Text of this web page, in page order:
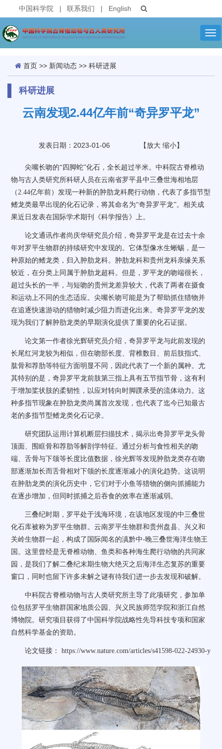
中国科学院 | 联系我们 | English
首页 >> 新闻动态 >> 科研进展
科研进展
云南发现2.44亿年前“奇异罗平龙”
发表日期：2023-01-06 【放大 缩小】
尖嘴长吻的“四脚蛇”化石，全长超过半米。中科院古脊椎动
物与古人类研究所科研人员在云南省罗平县中三叠世海相地层
（2.44亿年前）发现一种新的肿肋龙科爬行动物，代表了多指节型
鳍龙类最早出现的化石记录，将其命名为“奇异罗平龙”。相关成
果近日发表在国际学术期刊《科学报告》上。
论文通讯作者尚庆华研究员介绍，奇异罗平龙是在过去十余
年对罗平生物群的持续研究中发现的。它体型像水生蜥蜴，是一
种原始的鳍龙类，归入肿肋龙科。肿肋龙科和贵州龙科亲缘关系
较近，在分类上同属于肿肋龙超科。但是，罗平龙的吻端很长，
超过头长的一半，与短吻的贵州龙差异较大，代表了两者在摄食
和运动上不同的生态适应。尖嘴长吻可能是为了帮助抓住猎物并
在追逐快速游动的猎物时减少阻力而进化出来。奇异罗平龙的发
现为我们了解肿肋龙类的早期演化提供了重要的化石证据。
论文第一作者徐光辉研究员介绍，奇异罗平龙与此前发现的
长尾红河龙较为相似，但在吻部长度、背椎数目、前后肢指式、
肱骨和荐肋等特征方面明显不同，因此代表了一个新的属种。尤
其特别的是，奇异罗平龙前肢第三指上具有五节指节骨，这有利
于增加桨状肢的柔韧性，以应对转向时脚蹼承受的流体动力。这
种多指节现象在肿肋龙类尚属首次发现，也代表了迄今已知最古
老的多指节型鳍龙类化石记录。
研究团队运用计算机断层扫描技术，揭示出奇异罗平龙头骨
顶面、围眶骨和荐肋等解剖学特征。通过分析与食性相关的吻
端、舌骨与下颌等长度比值数据，徐光辉等发现肿肋龙类存在吻
部逐渐加长而舌骨相对下颌的长度逐渐减小的演化趋势。这说明
在肿肋龙类的演化历史中，它们对于小鱼等猎物的侧向抓捕能力
在逐步增加，但同时抓捕之后吞食的效率在逐渐减弱。
三叠纪时期，罗平处于浅海环境，在该地区发现的中三叠世
化石库被称为罗平生物群。云南罗平生物群和贵州盘县、兴义和
关岭生物群一起，构成了国际闻名的滇黔中-晚三叠世海洋生物王
国。这里曾经是无脊椎动物、鱼类和各种海生爬行动物的共同家
园，是我们了解二叠纪末期生物大绝灭之后海洋生态复苏的重要
窗口，同时也留下许多未解之谜有待我们进一步去发现和破解。
中科院古脊椎动物与古人类研究所主导了此项研究，参加单
位包括罗平生物群国家地质公园、兴义民族师范学院和浙江自然
博物院。研究项目获得了中国科学院战略性先导科技专项和国家
自然科学基金的资助。
论文链接： https://www.nature.com/articles/s41598-022-24930-y